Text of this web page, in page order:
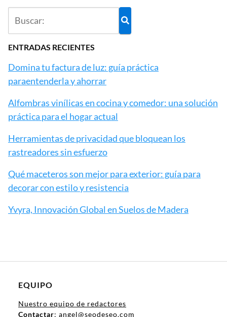
ENTRADAS RECIENTES
Domina tu factura de luz: guía práctica
paraentenderla y ahorrar
Alfombras vinílicas en cocina y comedor: una solución
práctica para el hogar actual
Herramientas de privacidad que bloquean los
rastreadores sin esfuerzo
Qué maceteros son mejor para exterior: guía para
decorar con estilo y resistencia
Yvyra, Innovación Global en Suelos de Madera
EQUIPO
Nuestro equipo de redactores
Contactar: angel@seodeseo.com